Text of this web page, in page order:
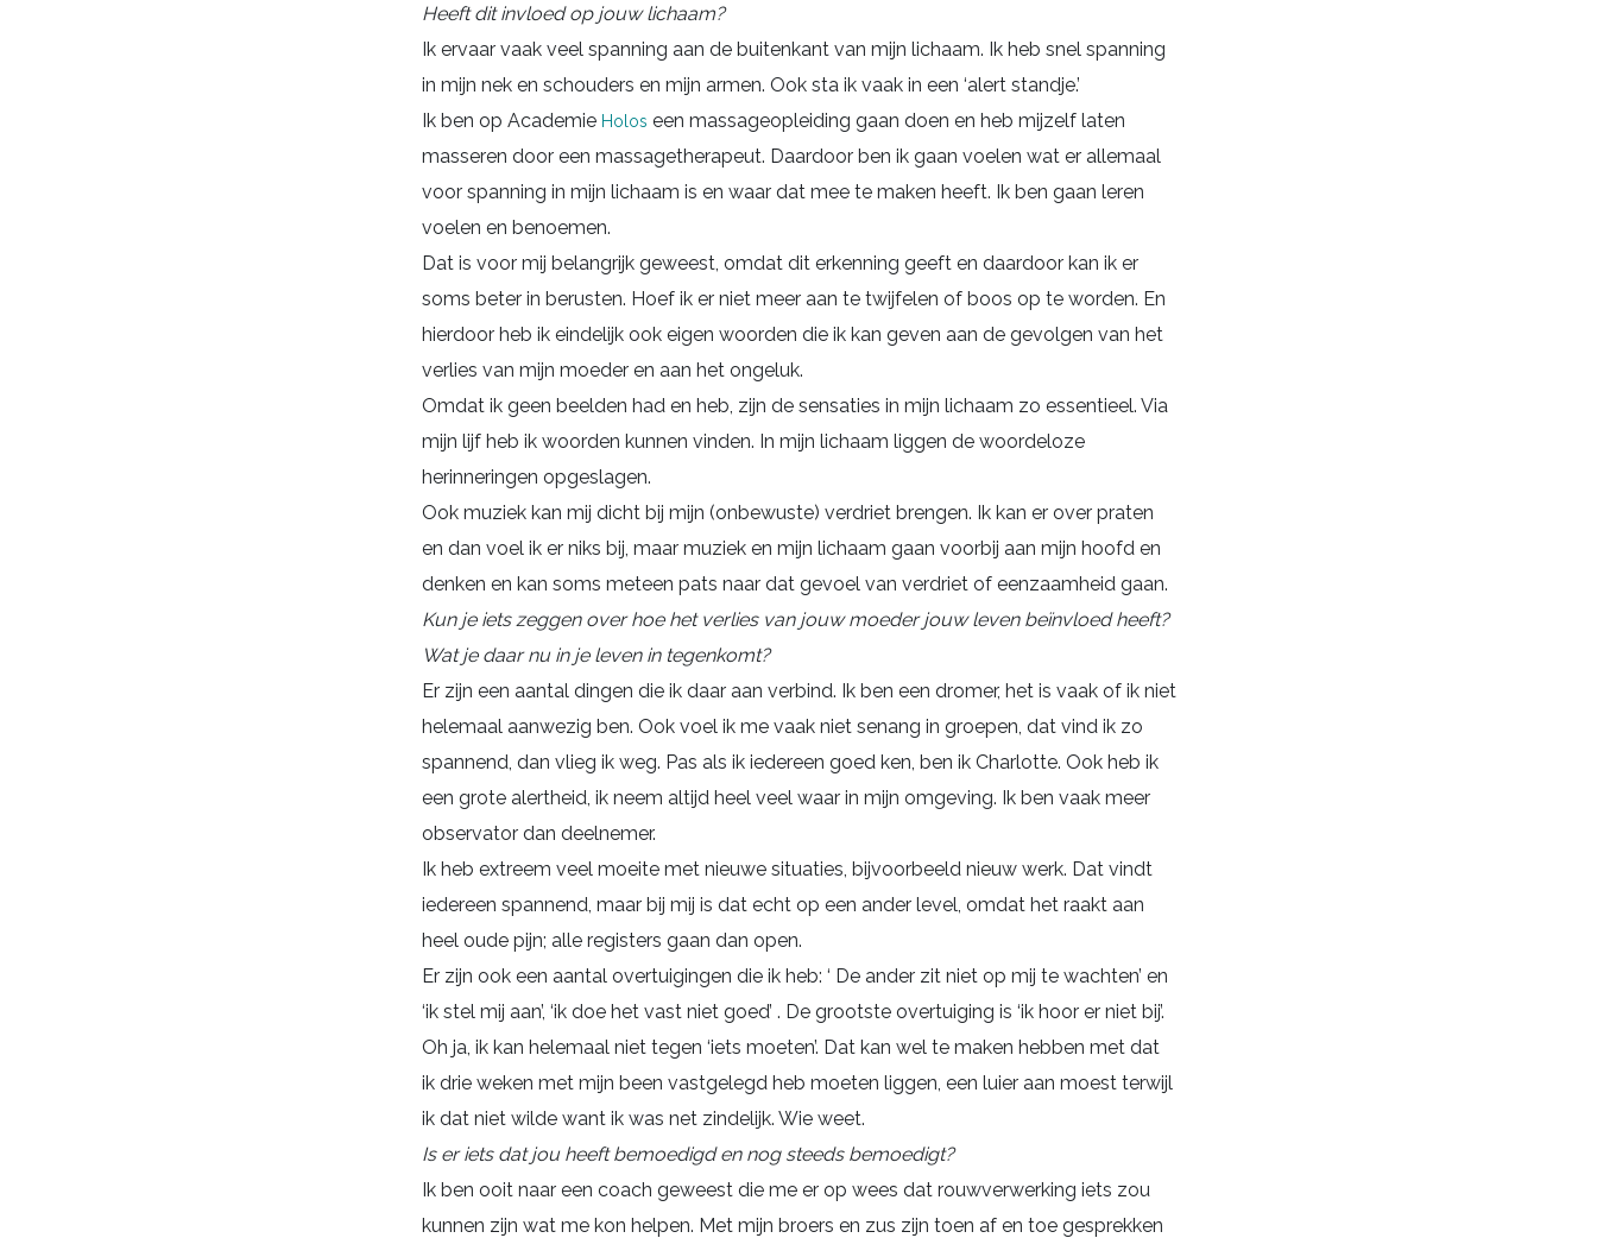
Heeft dit invloed op jouw lichaam?
Ik ervaar vaak veel spanning aan de buitenkant van mijn lichaam. Ik heb snel spanning
in mijn nek en schouders en mijn armen. Ook sta ik vaak in een ‘alert standje.’
Ik ben op Academie Holos een massageopleiding gaan doen en heb mijzelf laten
masseren door een massagetherapeut. Daardoor ben ik gaan voelen wat er allemaal
voor spanning in mijn lichaam is en waar dat mee te maken heeft. Ik ben gaan leren
voelen en benoemen.
Dat is voor mij belangrijk geweest, omdat dit erkenning geeft en daardoor kan ik er
soms beter in berusten. Hoef ik er niet meer aan te twijfelen of boos op te worden. En
hierdoor heb ik eindelijk ook eigen woorden die ik kan geven aan de gevolgen van het
verlies van mijn moeder en aan het ongeluk.
Omdat ik geen beelden had en heb, zijn de sensaties in mijn lichaam zo essentieel. Via
mijn lijf heb ik woorden kunnen vinden. In mijn lichaam liggen de woordeloze
herinneringen opgeslagen.
Ook muziek kan mij dicht bij mijn (onbewuste) verdriet brengen. Ik kan er over praten
en dan voel ik er niks bij, maar muziek en mijn lichaam gaan voorbij aan mijn hoofd en
denken en kan soms meteen pats naar dat gevoel van verdriet of eenzaamheid gaan.
Kun je iets zeggen over hoe het verlies van jouw moeder jouw leven beïnvloed heeft?
Wat je daar nu in je leven in tegenkomt?
Er zijn een aantal dingen die ik daar aan verbind. Ik ben een dromer, het is vaak of ik niet
helemaal aanwezig ben. Ook voel ik me vaak niet senang in groepen, dat vind ik zo
spannend, dan vlieg ik weg. Pas als ik iedereen goed ken, ben ik Charlotte. Ook heb ik
een grote alertheid, ik neem altijd heel veel waar in mijn omgeving. Ik ben vaak meer
observator dan deelnemer.
Ik heb extreem veel moeite met nieuwe situaties, bijvoorbeeld nieuw werk. Dat vindt
iedereen spannend, maar bij mij is dat echt op een ander level, omdat het raakt aan
heel oude pijn; alle registers gaan dan open.
Er zijn ook een aantal overtuigingen die ik heb: ‘ De ander zit niet op mij te wachten’ en
‘ik stel mij aan’, ‘ik doe het vast niet goed’ . De grootste overtuiging is ‘ik hoor er niet bij’.
Oh ja, ik kan helemaal niet tegen ‘iets moeten’. Dat kan wel te maken hebben met dat
ik drie weken met mijn been vastgelegd heb moeten liggen, een luier aan moest terwijl
ik dat niet wilde want ik was net zindelijk. Wie weet.
Is er iets dat jou heeft bemoedigd en nog steeds bemoedigt?
Ik ben ooit naar een coach geweest die me er op wees dat rouwverwerking iets zou
kunnen zijn wat me kon helpen. Met mijn broers en zus zijn toen af en toe gesprekken